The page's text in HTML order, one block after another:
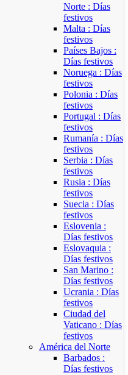
Norte : Días
festivos
Malta : Días
festivos
Países Bajos :
Días festivos
Noruega : Días
festivos
Polonia : Días
festivos
Portugal : Días
festivos
Rumanía : Días
festivos
Serbia : Días
festivos
Rusia : Días
festivos
Suecia : Días
festivos
Eslovenia :
Días festivos
Eslovaquia :
Días festivos
San Marino :
Días festivos
Ucrania : Días
festivos
Ciudad del
Vaticano : Días
festivos
América del Norte
Barbados :
Días festivos